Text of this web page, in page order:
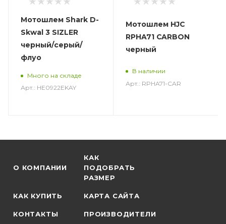
Мотошлем Shark D-
Skwal 3 SIZLER
черный/серый/
флуо
Много на складе
Арт.: HE0922EKAY
Мотошлем HJC
RPHA71 CARBON
черный
В наличии
Арт.: RPHA71-CAR
О КОМПАНИИ
КАК
ПОДОБРАТЬ
РАЗМЕР
КАК КУПИТЬ КАРТА САЙТА
КОНТАКТЫ ПРОИЗВОДИТЕЛИ